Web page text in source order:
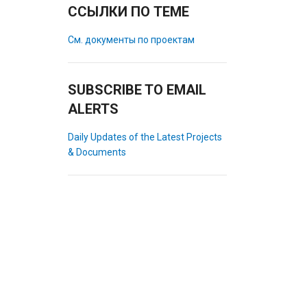
ССЫЛКИ ПО ТЕМЕ
См. документы по проектам
SUBSCRIBE TO EMAIL
ALERTS
Daily Updates of the Latest Projects
& Documents